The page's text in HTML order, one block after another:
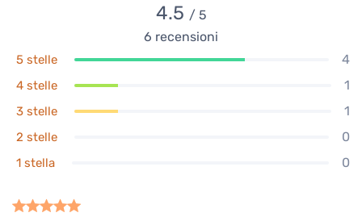
4.5 / 5
6 recensioni
5 stelle 4
4 stelle 1
3 stelle 1
2 stelle 0
1 stella 0